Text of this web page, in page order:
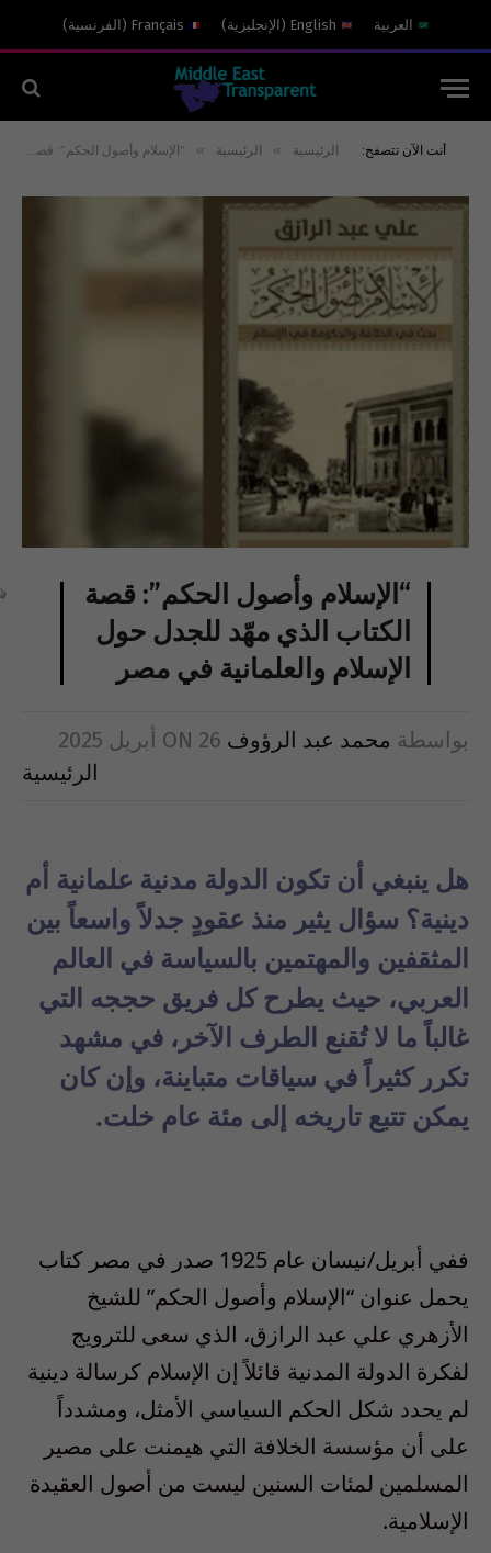
العربية English
( الإنجليزية)
Français
( الفرنسية)
أنت الآن تتصفح: الرئيسية » الرئيسية » “الإسلام وأصول الحكم”: قصة الكتاب الذي مهّد للجدل حول الإسلام والعلمانية في مصر
“الإسلام وأصول الحكم”: قصة
الكتاب الذي مهّد للجدل حول
الإسلام والعلمانية في مصر
بواسطة محمد عبد الرؤوف ON 26 أبريل 2025
الرئيسية
هل ينبغي أن تكون الدولة مدنية علمانية أم
دينية؟ سؤال يثير منذ عقودٍ جدلاً واسعاً بين
المثقفين والمهتمين بالسياسة في العالم
العربي، حيث يطرح كل فريق حججه التي
غالباً ما لا تُقنع الطرف الآخر، في مشهد
تكرر كثيراً في سياقات متباينة، وإن كان
يمكن تتبع تاريخه إلى مئة عام خلت.
ففي أبريل/نيسان عام 1925 صدر في مصر كتاب
يحمل عنوان “الإسلام وأصول الحكم” للشيخ
الأزهري علي عبد الرازق، الذي سعى للترويج
لفكرة الدولة المدنية قائلاً إن الإسلام كرسالة دينية
لم يحدد شكل الحكم السياسي الأمثل، ومشدداً
على أن مؤسسة الخلافة التي هيمنت على مصير
المسلمين لمئات السنين ليست من أصول العقيدة
الإسلامية.